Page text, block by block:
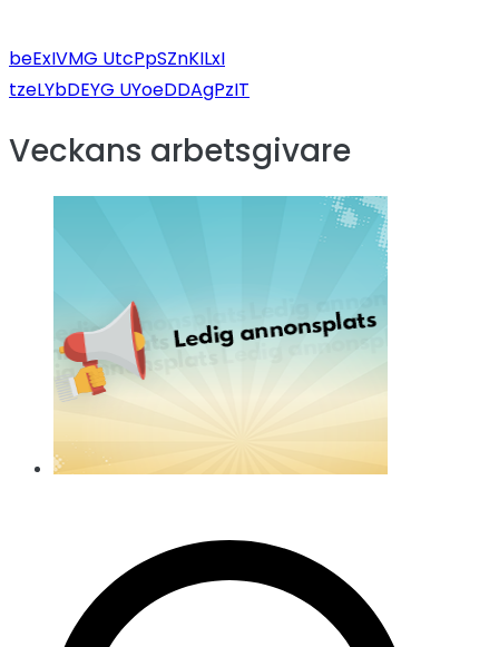
beExIVMG UtcPpSZnKILxI
tzeLYbDEYG UYoeDDAgPzIT
Veckans arbetsgivare